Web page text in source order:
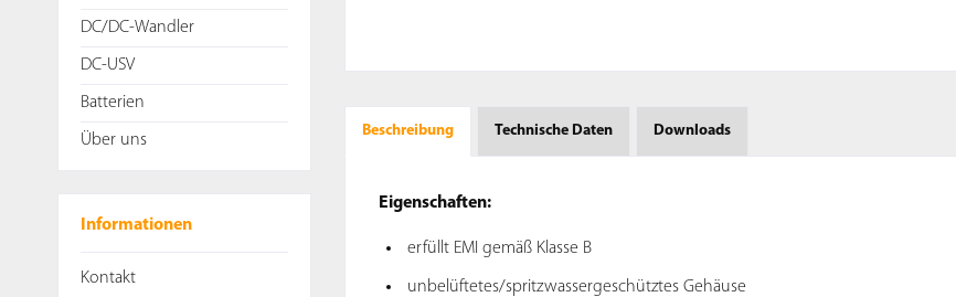
DC/DC-Wandler
DC-USV
Batterien
Über uns
Informationen
Kontakt
Beschreibung Technische Daten Downloads
Eigenschaften:
erfüllt EMI gemäß Klasse B
unbelüftetes/spritzwassergeschütztes Gehäuse